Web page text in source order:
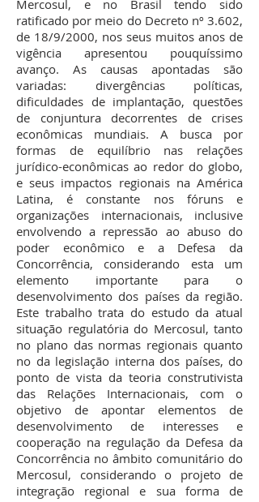
Mercosul, e no Brasil tendo sido
ratificado por meio do Decreto nº 3.602,
de 18/9/2000, nos seus muitos anos de
vigência apresentou pouquíssimo
avanço. As causas apontadas são
variadas: divergências políticas,
dificuldades de implantação, questões
de conjuntura decorrentes de crises
econômicas mundiais. A busca por
formas de equilíbrio nas relações
jurídico-econômicas ao redor do globo,
e seus impactos regionais na América
Latina, é constante nos fóruns e
organizações internacionais, inclusive
envolvendo a repressão ao abuso do
poder econômico e a Defesa da
Concorrência, considerando esta um
elemento importante para o
desenvolvimento dos países da região.
Este trabalho trata do estudo da atual
situação regulatória do Mercosul, tanto
no plano das normas regionais quanto
no da legislação interna dos países, do
ponto de vista da teoria construtivista
das Relações Internacionais, com o
objetivo de apontar elementos de
desenvolvimento de interesses e
cooperação na regulação da Defesa da
Concorrência no âmbito comunitário do
Mercosul, considerando o projeto de
integração regional e sua forma de